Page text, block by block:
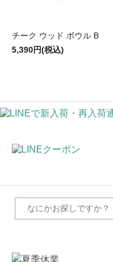
チーク ウッド ボウル B
5,390円(税込)